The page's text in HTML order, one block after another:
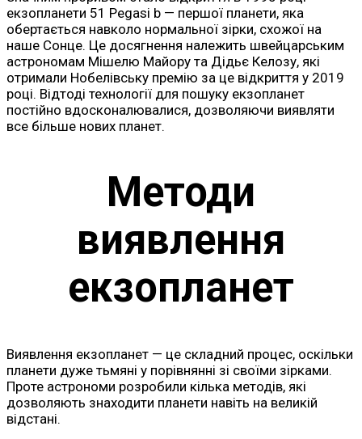
екзопланети 51 Pegasi b — першої планети, яка
обертається навколо нормальної зірки, схожої на
наше Сонце. Це досягнення належить швейцарським
астрономам Мішелю Майору та Дідьє Келозу, які
отримали Нобелівську премію за це відкриття у 2019
році. Відтоді технології для пошуку екзопланет
постійно вдосконалювалися, дозволяючи виявляти
все більше нових планет.
Методи
виявлення
екзопланет
Виявлення екзопланет — це складний процес, оскільки
планети дуже тьмяні у порівнянні зі своїми зірками.
Проте астрономи розробили кілька методів, які
дозволяють знаходити планети навіть на великій
відстані.